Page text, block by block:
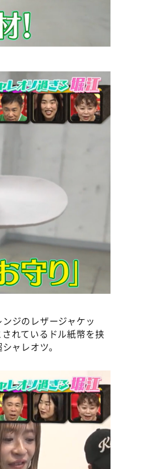
ジのレザージャケッ
れているドル紙幣を挟
ャレオツ。